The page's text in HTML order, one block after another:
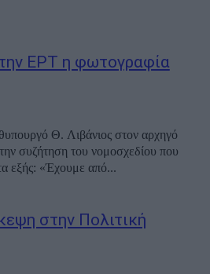
ΕΡΤ η φωτογραφία
Θ. Λιβάνιος στον αρχηγό
συζήτηση του νομοσχεδίου που
εξής: «Έχουμε από...
στην Πολιτική